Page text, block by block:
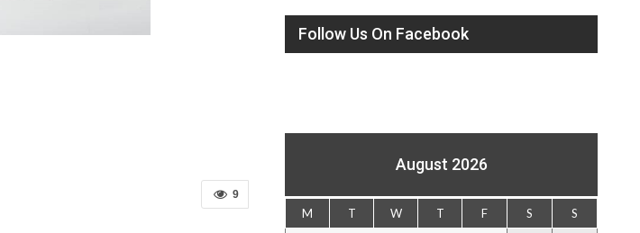
9
Follow Us On Facebook
August 2026
M T W T F S S